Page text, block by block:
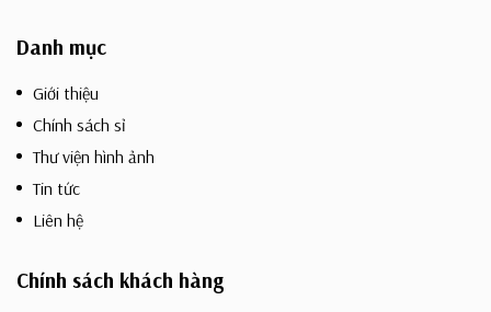
Danh mục
Giới thiệu
Chính sách sỉ
Thư viện hình ảnh
Tin tức
Liên hệ
Chính sách khách hàng